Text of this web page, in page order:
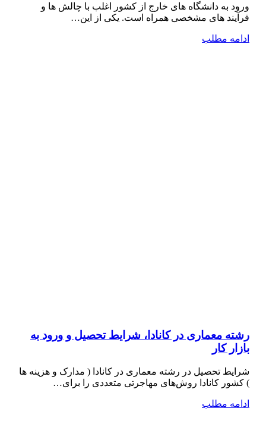
ورود به دانشگاه ‌های خارج از کشور اغلب با چالش ‌ها و
فرآیند های مشخصی همراه است. یکی از این…
ادامه مطلب
رشته معماری در کانادا، شرایط تحصیل و ورود به
بازار کار
شرایط تحصیل در رشته معماری در کانادا ( مدارک و هزینه ها
) کشور کانادا روش‌های مهاجرتی متعددی را برای…
ادامه مطلب